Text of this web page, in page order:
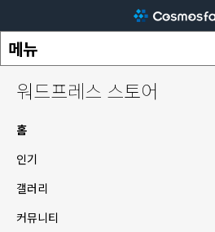
워드프레스 스토어
홈
인기
갤러리
커뮤니티